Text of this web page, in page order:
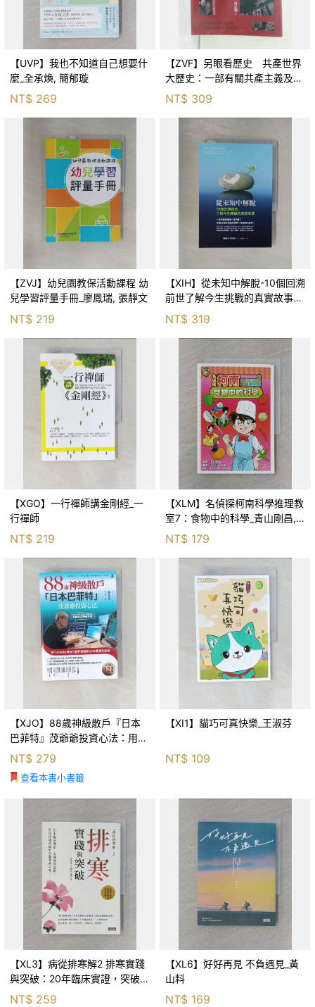
【UVP】我也不知道自己想要什
麼_全承煥, 簡郁璇
NT$ 269
【ZVF】另眼看歷史 共產世界
大歷史：一部有關共產主義及共
產黨兩百年的興衰史_呂正理
NT$ 309
【ZVJ】幼兒園教保活動課程 幼
兒學習評量手冊_廖鳳瑞, 張靜文
NT$ 219
【XIH】從未知中解脫-10個回溯
前世了解今生挑戰的真實故事_
羅伯特．舒
NT$ 319
【XGO】一行禪師講金剛經_一
行禪師
NT$ 219
【XLM】名偵探柯南科學推理教
室7：食物中的科學_青山剛昌,
NT$ 179
【XJO】88歲神級散戶『日本
巴菲特』茂爺爺投資心法：用
「126法則」滾出18億円資產的
69年股海交易術_藤本茂, 賴惠
鈴
NT$ 279
查看本書小書籤
【XI1】貓巧可真快樂_王淑芬
NT$ 109
【XL3】病從排寒解2 排寒實踐
與突破：20年臨床實證，突破排
寒盲點，防治疫毒流感的中醫養
NT$ 259
【XL6】好好再見 不負遇見_黃
山料
NT$ 169